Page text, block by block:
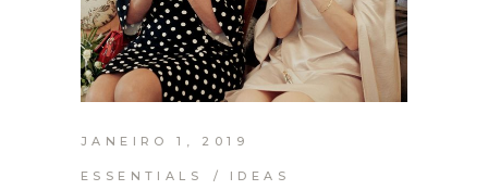
JANEIRO 1, 2019
ESSENTIALS IDEAS